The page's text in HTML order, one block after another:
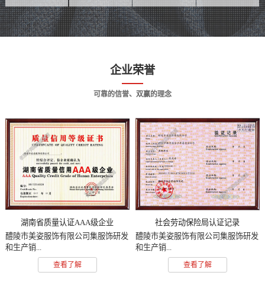
企业荣誉
可靠的信誉、双赢的理念
湖南省质量认证AAA级企业
醴陵市美姿服饰有限公司集服饰研发
和生产销...
查看了解
社会劳动保险局认证记录
醴陵市美姿服饰有限公司集服饰研发
和生产销...
查看了解